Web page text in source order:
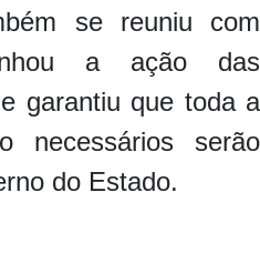
se reuniu com
a ação das
garantiu que toda a
necessários serão
do Estado.